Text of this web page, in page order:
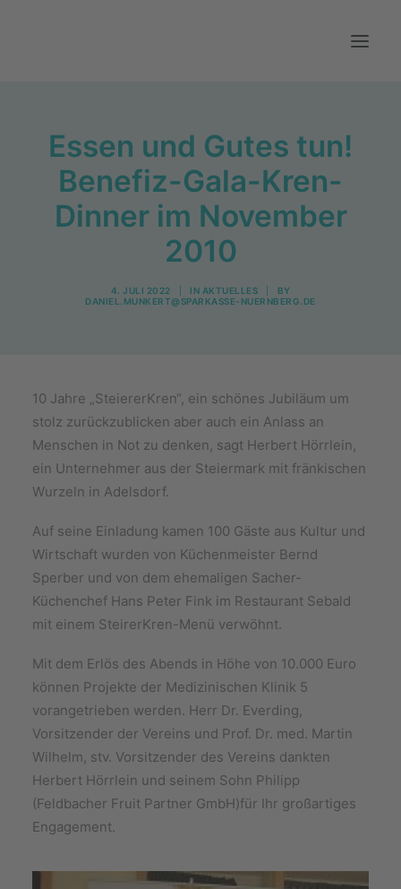
Mitwirken
Kontakt
Essen und Gutes tun!
Benefiz-Gala-Kren-
Dinner im November
2010
4. JULI 2022 IN AKTUELLES
BY
DANIEL.MUNKERT@SPARKASSE-NUERNBERG.DE
10 Jahre „SteiererKren“, ein schönes Jubiläum um
stolz zurückzublicken aber auch ein Anlass an
Menschen in Not zu denken, sagt Herbert Hörrlein,
ein Unternehmer aus der Steiermark mit fränkischen
Wurzeln in Adelsdorf.
Auf seine Einladung kamen 100 Gäste aus Kultur und
Wirtschaft wurden von Küchenmeister Bernd
Sperber und von dem ehemaligen Sacher-
Küchenchef Hans Peter Fink im Restaurant Sebald
mit einem SteirerKren-Menü verwöhnt.
Mit dem Erlös des Abends in Höhe von 10.000 Euro
können Projekte der Medizinischen Klinik 5
vorangetrieben werden. Herr Dr. Everding,
Vorsitzender der Vereins und Prof. Dr. med. Martin
Wilhelm, stv. Vorsitzender des Vereins dankten
Herbert Hörrlein und seinem Sohn Philipp
(Feldbacher Fruit Partner GmbH)für Ihr großartiges
Engagement.